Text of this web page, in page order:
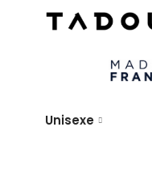
Unisexe